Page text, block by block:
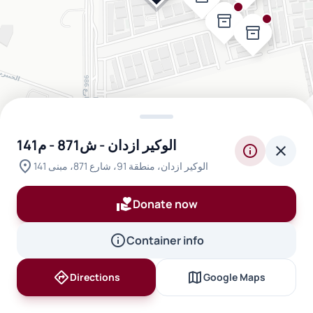
inventory_2
inventory_2 inventory_2
inventory_2
inventory_2
الوكير ازدان - ش871 - م141
location_on الوكير ازدان، منطقة 91، شارع 871، مبنى 141
info close
volunteer_activismDonate now
infoContainer info
directionsDirections mapGoogle Maps